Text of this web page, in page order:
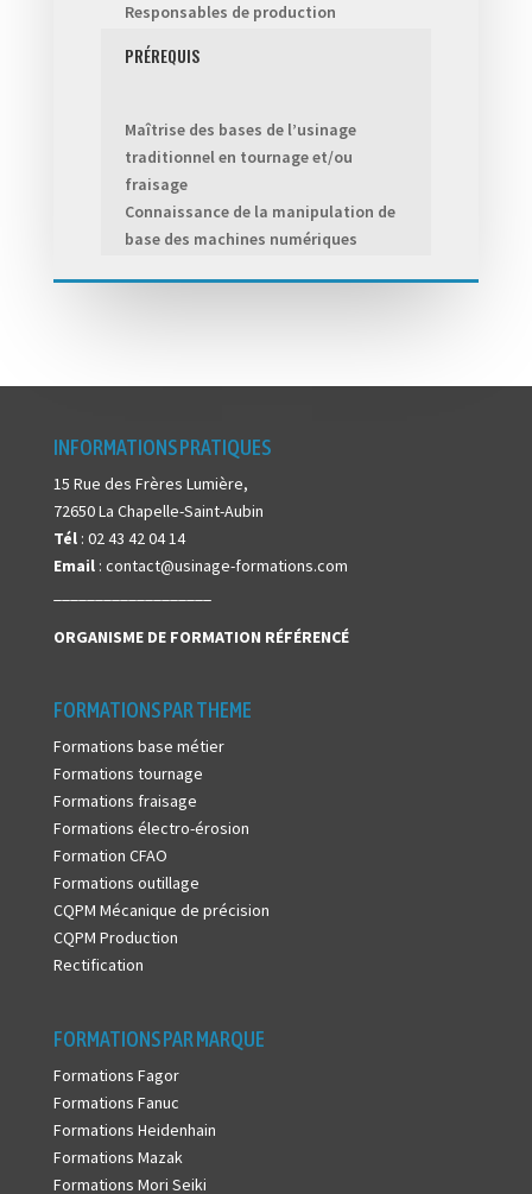
Responsables de production
PRÉREQUIS
Maîtrise des bases de l’usinage
traditionnel en tournage et/ou
fraisage
Connaissance de la manipulation de
base des machines numériques
INFORMATIONS PRATIQUES
15 Rue des Frères Lumière,
72650 La Chapelle-Saint-Aubin
Tél: 02 43 42 04 14
Email: contact@usinage-formations.com
ORGANISME DE FORMATION RÉFÉRENCÉ
FORMATIONS PAR THEME
Formations base métier
Formations tournage
Formations fraisage
Formations électro-érosion
Formation CFAO
Formations outillage
CQPM Mécanique de précision
CQPM Production
Rectification
FORMATIONS PAR MARQUE
Formations Fagor
Formations Fanuc
Formations Heidenhain
Formations Mazak
Formations Mori Seiki